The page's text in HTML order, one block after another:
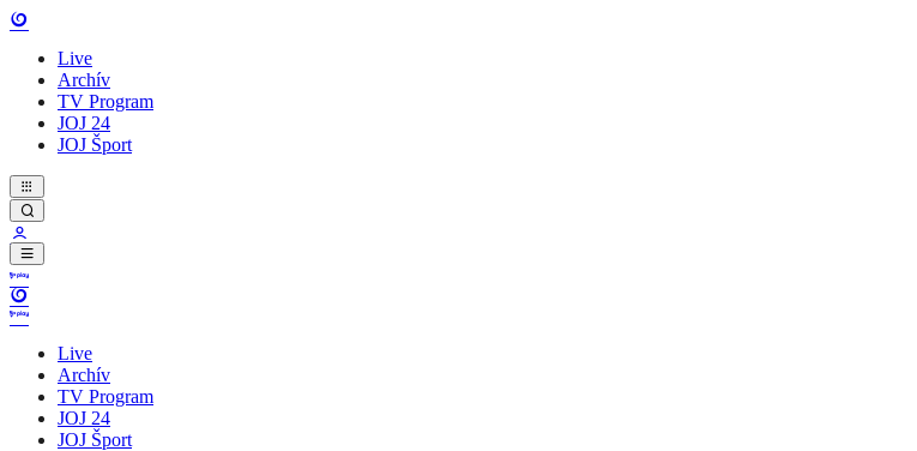
Live
Archív
TV Program
JOJ 24
JOJ Šport
Live
Archív
TV Program
JOJ 24
JOJ Šport